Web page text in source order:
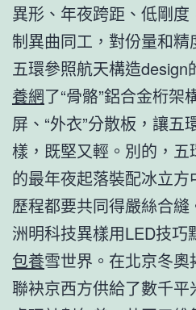
異形、年夜跨距、低剛
制異曲同工，對份量和
五環參照航天構造
養網了“骨骼”鋁合金桁架
屏、“外衣”分散板，讓五
樣，既堅又輕。別的，
的最年夜起落裝配冰立
歷程都要共同得嚴絲合縫
洲明科技異樣用LED技巧
包養雪世界。在北京冬
聯袂京西方供給了數千